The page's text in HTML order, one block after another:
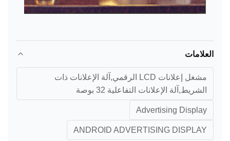
العلامات
مشغل إعلانات LCD الرقمي,آلة الإعلانات ذات
الشريط,آلة الإعلانات التفاعلية 32 بوصة
Advertising Display
ANDROID ADVERTISING DISPLAY